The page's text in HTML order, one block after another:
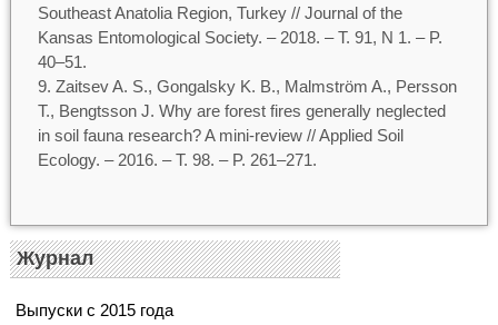
Southeast Anatolia Region, Turkey // Journal of the
Kansas Entomological Society. – 2018. – T. 91, N 1. – P.
40–51.
Zaitsev A. S., Gongalsky K. B., Malmström A., Persson
T., Bengtsson J. Why are forest fires generally neglected
in soil fauna research? A mini-review // Applied Soil
Ecology. – 2016. – T. 98. – P. 261–271.
Журнал
Выпуски с 2015 года